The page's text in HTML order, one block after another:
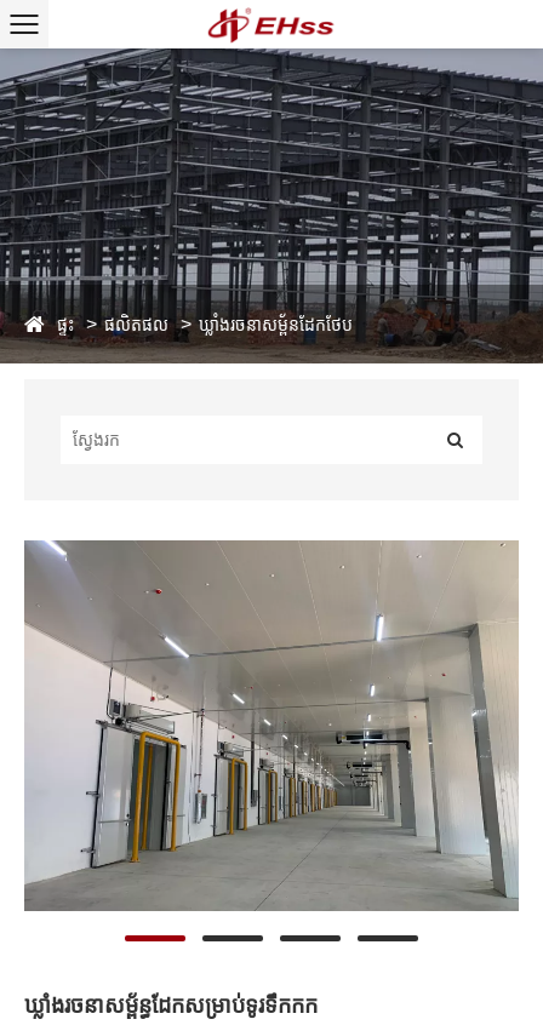
ផ្ទះ ផលិតផល ឃ្លាំងរចនាសម្ព័នដែកថែប
ឃ្លាំងរចនាសម្ព័ន្ធដែកសម្រាប់ទូរទឹកកក